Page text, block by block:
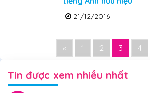
21/12/2016
« 1 2 3 4
Tin được xem nhiều nhất